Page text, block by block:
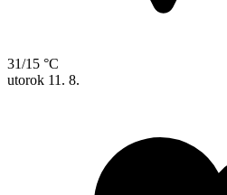
31/15 °C
utorok 11. 8.